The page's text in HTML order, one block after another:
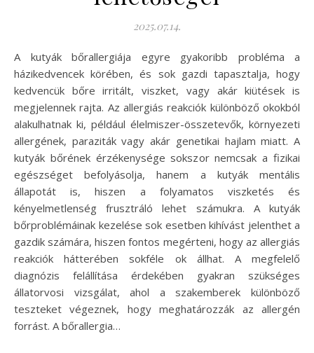
2025.07.14.
A kutyák bőrallergiája egyre gyakoribb probléma a
házikedvencek körében, és sok gazdi tapasztalja, hogy
kedvencük bőre irritált, viszket, vagy akár kiütések is
megjelennek rajta. Az allergiás reakciók különböző okokból
alakulhatnak ki, például élelmiszer-összetevők, környezeti
allergének, paraziták vagy akár genetikai hajlam miatt. A
kutyák bőrének érzékenysége sokszor nemcsak a fizikai
egészséget befolyásolja, hanem a kutyák mentális
állapotát is, hiszen a folyamatos viszketés és
kényelmetlenség frusztráló lehet számukra. A kutyák
bőrproblémáinak kezelése sok esetben kihívást jelenthet a
gazdik számára, hiszen fontos megérteni, hogy az allergiás
reakciók hátterében sokféle ok állhat. A megfelelő
diagnózis felállítása érdekében gyakran szükséges
állatorvosi vizsgálat, ahol a szakemberek különböző
teszteket végeznek, hogy meghatározzák az allergén
forrást. A bőrallergia…